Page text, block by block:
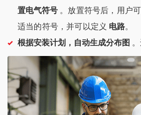
置电气符号 。放置符号后，用户
适当的符号，并可以定义 电路。
根据安装计划，自动生成分布图